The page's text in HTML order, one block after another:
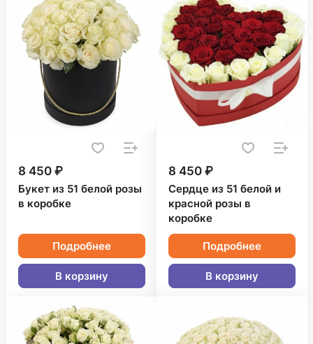
8 450 ₽
Букет из 51 белой розы
в коробке
Подробнее
В корзину
8 450 ₽
Сердце из 51 белой и
красной розы в
коробке
Подробнее
В корзину